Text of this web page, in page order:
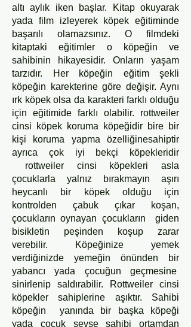
altı aylık iken başlar. Kitap okuyarak
yada film izleyerek köpek eğitiminde
başarılı olamazsınız. O filmdeki
kitaptaki eğitimler o köpeğin ve
sahibinin hikayesidir. Onların yaşam
tarzıdır. Her köpeğin eğitim şekli
köpeğin karekterine göre değişir. Aynı
ırk köpek olsa da karakteri farklı olduğu
için eğitimide farklı olabilir. rottweiler
cinsi köpek koruma köpeğidir bire bir
kişi koruma yapma özelliğinesahiptir
ayrıca çok iyi bekçi köpekleridir
rottweiler cinsi köpekleri asla
çocuklarla yalnız bırakmayın aşırı
heycanlı bir köpek olduğu için
kontrolden çabuk çıkar koşan,
çocukların oynayan çocukların giden
bisikletin peşinden koşup zarar
verebilir. Köpeğinize yemek
verdiğinizde yemeğin önünden bir
yabancı yada çocuğun geçmesine
sinirlenip saldırabilir. Rottweiler cinsi
köpekler sahiplerine aşıktır. Sahibi
köpeğin yanında bir başka köpeği
yada çocuk sevse sahibi ortamdan